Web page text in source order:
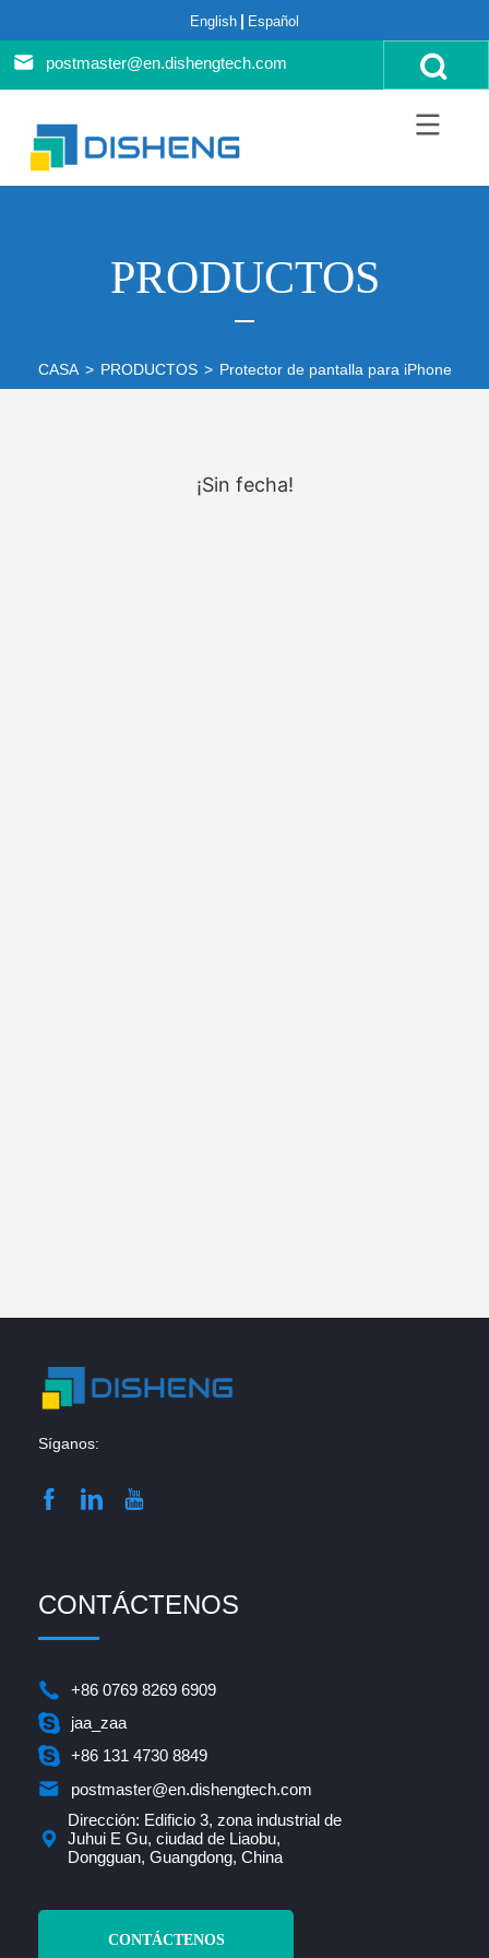
English Español
postmaster@en.dishengtech.com
PRODUCTOS
CASA > PRODUCTOS > Protector de pantalla para iPhone
¡Sin fecha!
Síganos:
CONTÁCTENOS
+86 0769 8269 6909
jaa_zaa
+86 131 4730 8849
postmaster@en.dishengtech.com
Dirección: Edificio 3, zona industrial de
Juhui E Gu, ciudad de Liaobu,
Dongguan, Guangdong, China
CONTÁCTENOS